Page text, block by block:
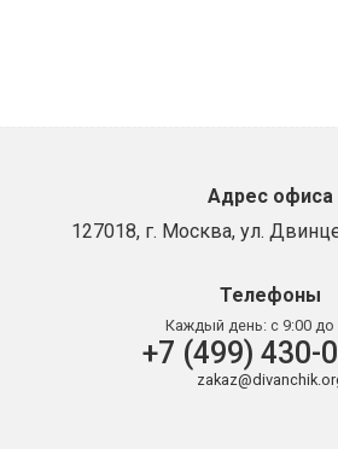
Адрес офиса
127018, г. Москва, ул.
Телефоны
Каждый день: с 9:00 до
+7 (499) 430-